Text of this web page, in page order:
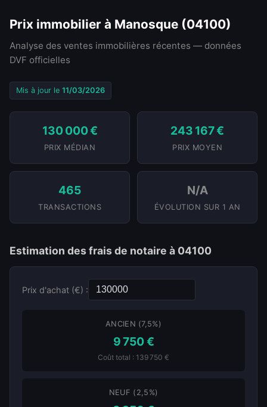
Prix immobilier à Manosque (04100)
Analyse des ventes immobilières récentes — données
DVF officielles
Mis à jour le 11/03/2026
130 000 €
PRIX MÉDIAN
243 167 €
PRIX MOYEN
465
TRANSACTIONS
N/A
ÉVOLUTION SUR 1 AN
Estimation des frais de notaire à 04100
Prix d'achat (€) :
ANCIEN (7,5%)
9 750 €
Coût total : 139 750 €
NEUF (2,5%)